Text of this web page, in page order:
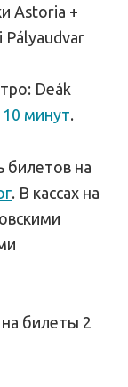
Astoria +
Deák
10 минут.
билетов на
. В кассах на
билеты 2